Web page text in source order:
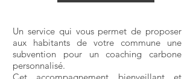
Un service qui vous permet de proposer
aux habitants de votre commune une
subvention pour un coaching carbone
personnalisé.